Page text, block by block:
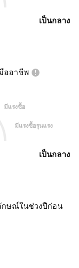
เป็นกลาง
ออาชีพ
มีแรงซื้อ
มีแรงซื้อรุนแรง
เป็นกลาง
กษณ์ในช่วงปีก่อน